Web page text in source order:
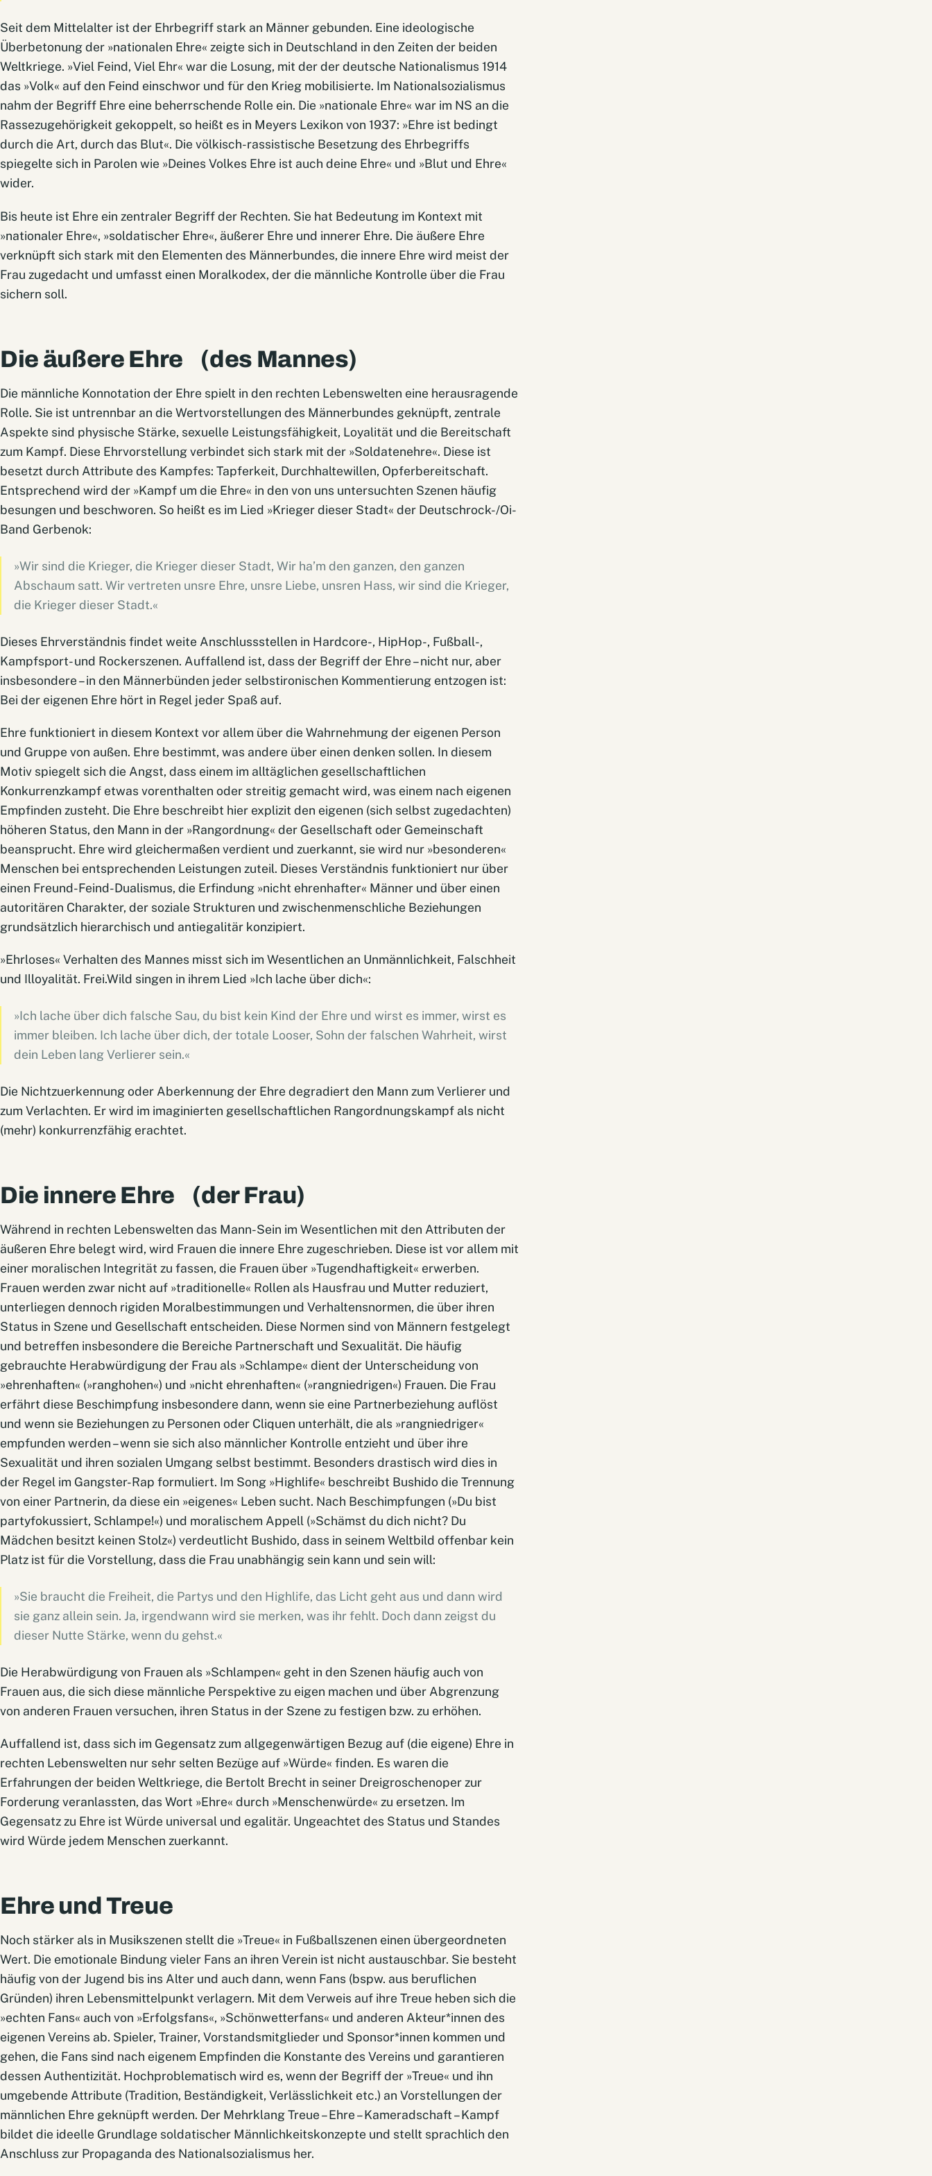
Seit dem Mittelalter ist der Ehrbegriff stark an Männer gebunden. Eine ideologische
Überbetonung der »nationalen Ehre« zeigte sich in Deutschland in den Zeiten der beiden
Weltkriege. »Viel Feind, Viel Ehr« war die Losung, mit der der deutsche Nationalismus 1914
das »Volk« auf den Feind einschwor und für den Krieg mobilisierte. Im Nationalsozialismus
nahm der Begriff Ehre eine beherrschende Rolle ein. Die »nationale Ehre« war im NS an die
Rassezugehörigkeit gekoppelt, so heißt es in Meyers Lexikon von 1937: »Ehre ist bedingt
durch die Art, durch das Blut«. Die völkisch-rassistische Besetzung des Ehrbegriffs
spiegelte sich in Parolen wie »Deines Volkes Ehre ist auch deine Ehre« und »Blut und Ehre«
wider.
Bis heute ist Ehre ein zentraler Begriff der Rechten. Sie hat Bedeutung im Kontext mit
»nationaler Ehre«, »soldatischer Ehre«, äußerer Ehre und innerer Ehre. Die äußere Ehre
verknüpft sich stark mit den Elementen des Männerbundes, die innere Ehre wird meist der
Frau zugedacht und umfasst einen Moralkodex, der die männliche Kontrolle über die Frau
sichern soll.
Die äußere Ehre (des Mannes)
Die männliche Konnotation der Ehre spielt in den rechten Lebenswelten eine herausragende
Rolle. Sie ist untrennbar an die Wertvorstellungen des Männerbundes geknüpft, zentrale
Aspekte sind physische Stärke, sexuelle Leistungsfähigkeit, Loyalität und die Bereitschaft
zum Kampf. Diese Ehrvorstellung verbindet sich stark mit der »Soldatenehre«. Diese ist
besetzt durch Attribute des Kampfes: Tapferkeit, Durchhaltewillen, Opferbereitschaft.
Entsprechend wird der »Kampf um die Ehre« in den von uns untersuchten Szenen häufig
besungen und beschworen. So heißt es im Lied »Krieger dieser Stadt« der Deutschrock-/Oi-
Band Gerbenok:
»Wir sind die Krieger, die Krieger dieser Stadt, Wir ha’m den ganzen, den ganzen
Abschaum satt. Wir vertreten unsre Ehre, unsre Liebe, unsren Hass, wir sind die Krieger,
die Krieger dieser Stadt.«
Dieses Ehrverständnis findet weite Anschlussstellen in Hardcore-, HipHop-, Fußball-,
Kampfsport- und Rockerszenen. Auffallend ist, dass der Begriff der Ehre – nicht nur, aber
insbesondere – in den Männerbünden jeder selbstironischen Kommentierung entzogen ist:
Bei der eigenen Ehre hört in Regel jeder Spaß auf.
Ehre funktioniert in diesem Kontext vor allem über die Wahrnehmung der eigenen Person
und Gruppe von außen. Ehre bestimmt, was andere über einen denken sollen. In diesem
Motiv spiegelt sich die Angst, dass einem im alltäglichen gesellschaftlichen
Konkurrenzkampf etwas vorenthalten oder streitig gemacht wird, was einem nach eigenen
Empfinden zusteht. Die Ehre beschreibt hier explizit den eigenen (sich selbst zugedachten)
höheren Status, den Mann in der »Rangordnung« der Gesellschaft oder Gemeinschaft
beansprucht. Ehre wird gleichermaßen verdient und zuerkannt, sie wird nur »besonderen«
Menschen bei entsprechenden Leistungen zuteil. Dieses Verständnis funktioniert nur über
einen Freund-Feind-Dualismus, die Erfindung »nicht ehrenhafter« Männer und über einen
autoritären Charakter, der soziale Strukturen und zwischenmenschliche Beziehungen
grundsätzlich hierarchisch und antiegalitär konzipiert.
»Ehrloses« Verhalten des Mannes misst sich im Wesentlichen an Unmännlichkeit, Falschheit
und Illoyalität. Frei.Wild singen in ihrem Lied »Ich lache über dich«:
»Ich lache über dich falsche Sau, du bist kein Kind der Ehre und wirst es immer, wirst es
immer bleiben. Ich lache über dich, der totale Looser, Sohn der falschen Wahrheit, wirst
dein Leben lang Verlierer sein.«
Die Nichtzuerkennung oder Aberkennung der Ehre degradiert den Mann zum Verlierer und
zum Verlachten. Er wird im imaginierten gesellschaftlichen Rangordnungskampf als nicht
(mehr) konkurrenzfähig erachtet.
Die innere Ehre (der Frau)
Während in rechten Lebenswelten das Mann-Sein im Wesentlichen mit den Attributen der
äußeren Ehre belegt wird, wird Frauen die innere Ehre zugeschrieben. Diese ist vor allem mit
einer moralischen Integrität zu fassen, die Frauen über »Tugendhaftigkeit« erwerben.
Frauen werden zwar nicht auf »traditionelle« Rollen als Hausfrau und Mutter reduziert,
unterliegen dennoch rigiden Moralbestimmungen und Verhaltensnormen, die über ihren
Status in Szene und Gesellschaft entscheiden. Diese Normen sind von Männern festgelegt
und betreffen insbesondere die Bereiche Partnerschaft und Sexualität. Die häufig
gebrauchte Herabwürdigung der Frau als »Schlampe« dient der Unterscheidung von
»ehrenhaften« (»ranghohen«) und »nicht ehrenhaften« (»rangniedrigen«) Frauen. Die Frau
erfährt diese Beschimpfung insbesondere dann, wenn sie eine Partnerbeziehung auflöst
und wenn sie Beziehungen zu Personen oder Cliquen unterhält, die als »rangniedriger«
empfunden werden – wenn sie sich also männlicher Kontrolle entzieht und über ihre
Sexualität und ihren sozialen Umgang selbst bestimmt. Besonders drastisch wird dies in
der Regel im Gangster-Rap formuliert. Im Song »Highlife« beschreibt Bushido die Trennung
von einer Partnerin, da diese ein »eigenes« Leben sucht. Nach Beschimpfungen (»Du bist
partyfokussiert, Schlampe!«) und moralischem Appell (»Schämst du dich nicht? Du
Mädchen besitzt keinen Stolz«) verdeutlicht Bushido, dass in seinem Weltbild offenbar kein
Platz ist für die Vorstellung, dass die Frau unabhängig sein kann und sein will:
»Sie braucht die Freiheit, die Partys und den Highlife, das Licht geht aus und dann wird
sie ganz allein sein. Ja, irgendwann wird sie merken, was ihr fehlt. Doch dann zeigst du
dieser Nutte Stärke, wenn du gehst.«
Die Herabwürdigung von Frauen als »Schlampen« geht in den Szenen häufig auch von
Frauen aus, die sich diese männliche Perspektive zu eigen machen und über Abgrenzung
von anderen Frauen versuchen, ihren Status in der Szene zu festigen bzw. zu erhöhen.
Auffallend ist, dass sich im Gegensatz zum allgegenwärtigen Bezug auf (die eigene) Ehre in
rechten Lebenswelten nur sehr selten Bezüge auf »Würde« finden. Es waren die
Erfahrungen der beiden Weltkriege, die Bertolt Brecht in seiner Dreigroschenoper zur
Forderung veranlassten, das Wort »Ehre« durch »Menschenwürde« zu ersetzen. Im
Gegensatz zu Ehre ist Würde universal und egalitär. Ungeachtet des Status und Standes
wird Würde jedem Menschen zuerkannt.
Ehre und Treue
Noch stärker als in Musikszenen stellt die »Treue« in Fußballszenen einen übergeordneten
Wert. Die emotionale Bindung vieler Fans an ihren Verein ist nicht austauschbar. Sie besteht
häufig von der Jugend bis ins Alter und auch dann, wenn Fans (bspw. aus beruflichen
Gründen) ihren Lebensmittelpunkt verlagern. Mit dem Verweis auf ihre Treue heben sich die
»echten Fans« auch von »Erfolgsfans«, »Schönwetterfans« und anderen Akteur*innen des
eigenen Vereins ab. Spieler, Trainer, Vorstandsmitglieder und Sponsor*innen kommen und
gehen, die Fans sind nach eigenem Empfinden die Konstante des Vereins und garantieren
dessen Authentizität. Hochproblematisch wird es, wenn der Begriff der »Treue« und ihn
umgebende Attribute (Tradition, Beständigkeit, Verlässlichkeit etc.) an Vorstellungen der
männlichen Ehre geknüpft werden. Der Mehrklang Treue – Ehre – Kameradschaft – Kampf
bildet die ideelle Grundlage soldatischer Männlichkeitskonzepte und stellt sprachlich den
Anschluss zur Propaganda des Nationalsozialismus her.